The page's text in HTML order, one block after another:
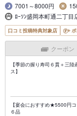
7001～8000円
ﾛｰｿﾝ盛岡本町通二丁目
口コミ投稿特典対象店
クーポン
【季節の握り寿司６貫＋三
ス】
【宴会におすすめ★5500円
６品